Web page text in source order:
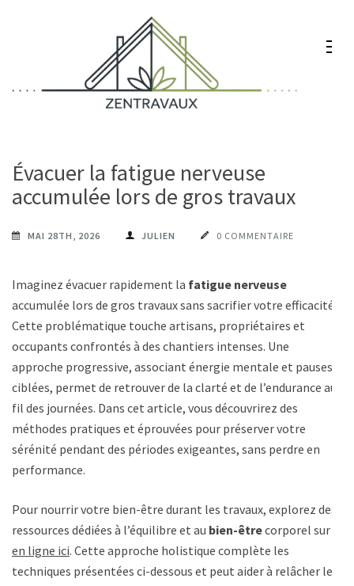
Évacuer la fatigue nerveuse
accumulée lors de gros travaux
MAI 28TH, 2026 JULIEN 0 COMMENTAIRE
Imaginez évacuer rapidement la fatigue nerveuse
accumulée lors de gros travaux sans sacrifier votre efficacité.
Cette problématique touche artisans, propriétaires et
occupants confrontés à des chantiers intenses. Une
approche progressive, associant énergie mentale et pauses
ciblées, permet de retrouver de la clarté et de l’endurance au
fil des journées. Dans cet article, vous découvrirez des
méthodes pratiques et éprouvées pour préserver votre
sérénité pendant des périodes exigeantes, sans perdre en
performance.
Pour nourrir votre bien-être durant les travaux, explorez des
ressources dédiées à l’équilibre et au bien-êtrecorporel sur
en ligne ici. Cette approche holistique complète les
techniques présentées ci-dessous et peut aider à relâcher les